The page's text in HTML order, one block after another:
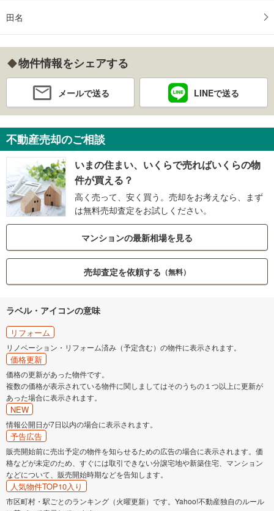
田名
物件情報をシェアする
メールで送る LINEで送る
不動産売却のご相談
いまの住まい、いくらで売ればいくらの物
件が買える？
高く売って、安く買う。売却をお考えなら、まず
は無料売却査定をお試しください。
マンションの最新相場を見る
売却査定を依頼する （無料）
ラベル・アイコンの意味
リフォーム
リノベーション・リフォーム済み（予定含む）の物件に表示されます。
価格更新
価格の更新があった物件です。
複数の価格が表示されている物件に関しましてはそのうちの１つ以上に更新が
あった場合に表示されます。
NEW
情報公開日が7日以内の場合に表示されます。
予告広告
販売開始前に売出予定の物件を知らせるための広告の場合に表示されます。価
格などが未定のため、すぐには取引できない分譲宅地や新築住宅、マンション
などについて、販売開始時期などを告知します。
人気物件TOP10入り
市区町村・駅ごとのランキング（火曜更新）です。Yahoo!不動産独自のルール